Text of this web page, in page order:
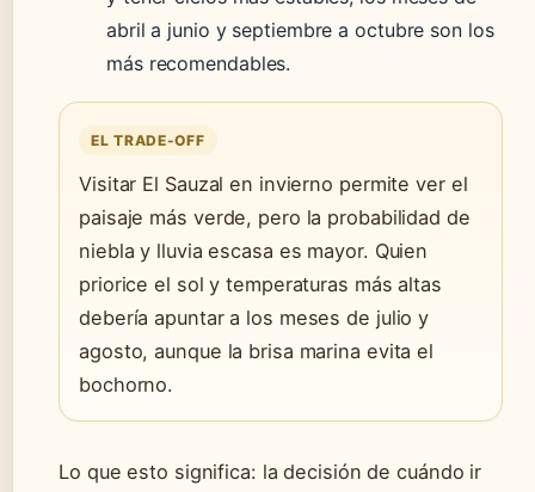
abril a junio y septiembre a octubre son los
más recomendables.
EL TRADE-OFF
Visitar El Sauzal en invierno permite ver el
paisaje más verde, pero la probabilidad de
niebla y lluvia escasa es mayor. Quien
priorice el sol y temperaturas más altas
debería apuntar a los meses de julio y
agosto, aunque la brisa marina evita el
bochorno.
Lo que esto significa: la decisión de cuándo ir